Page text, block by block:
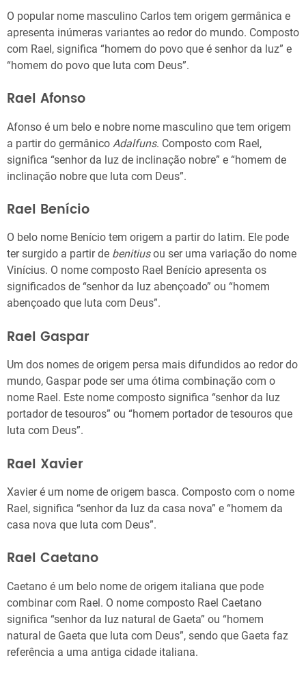
O popular nome masculino Carlos tem origem germânica e
apresenta inúmeras variantes ao redor do mundo. Composto
com Rael, significa “homem do povo que é senhor da luz” e
“homem do povo que luta com Deus”.
Rael Afonso
Afonso é um belo e nobre nome masculino que tem origem
a partir do germânico Adalfuns. Composto com Rael,
significa “senhor da luz de inclinação nobre” e “homem de
inclinação nobre que luta com Deus”.
Rael Benício
O belo nome Benício tem origem a partir do latim. Ele pode
ter surgido a partir de benitiusou ser uma variação do nome
Vinícius. O nome composto Rael Benício apresenta os
significados de “senhor da luz abençoado” ou “homem
abençoado que luta com Deus”.
Rael Gaspar
Um dos nomes de origem persa mais difundidos ao redor do
mundo, Gaspar pode ser uma ótima combinação com o
nome Rael. Este nome composto significa “senhor da luz
portador de tesouros” ou “homem portador de tesouros que
luta com Deus”.
Rael Xavier
Xavier é um nome de origem basca. Composto com o nome
Rael, significa “senhor da luz da casa nova” e “homem da
casa nova que luta com Deus”.
Rael Caetano
Caetano é um belo nome de origem italiana que pode
combinar com Rael. O nome composto Rael Caetano
significa “senhor da luz natural de Gaeta” ou “homem
natural de Gaeta que luta com Deus”, sendo que Gaeta faz
referência a uma antiga cidade italiana.